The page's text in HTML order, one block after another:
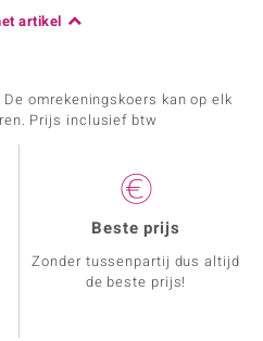
artikel
omrekeningskoers kan op elk
Prijs inclusief btw
Beste prijs
Zonder tussenpartij dus altijd
de beste prijs!